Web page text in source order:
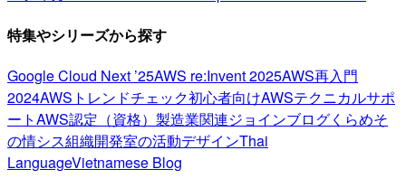
特集やシリーズから探す
Google Cloud Next ’25AWS re:Invent 2025AWS再入門
2024AWSトレンドチェック初心者向けAWSテクニカルサポ
ートAWS認定（資格） 製造業関連ジョインブログくらめそ
の情シス組織開発室の活動デザインThai
LanguageVietnamese Blog